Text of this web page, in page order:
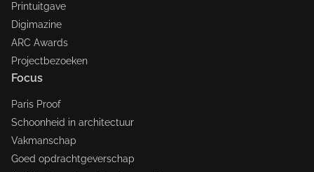
Printuitgave
Digimazine
ARC Awards
Projectbezoeken
Focus
Paris Proof
Schoonheid in architectuur
Vakmanschap
Goed opdrachtgeverschap